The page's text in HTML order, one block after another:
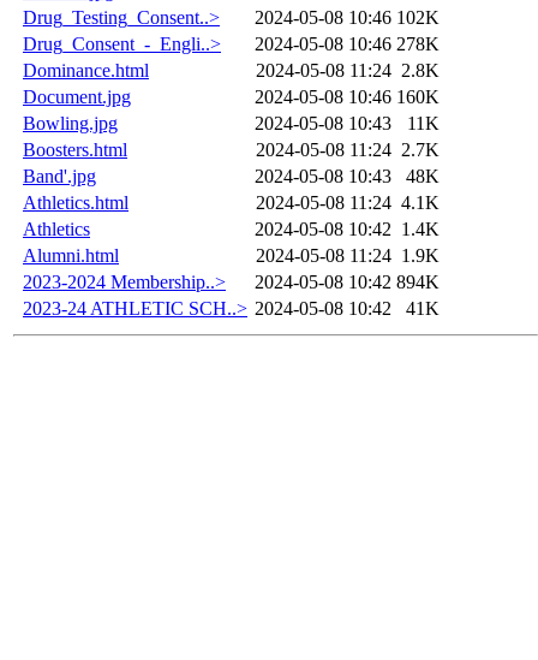
Drug_Testing_Consent..>
2024-05-08 10:46 102K
Drug_Consent_-_Engli..>
2024-05-08 10:46 278K
Dominance.html
2024-05-08 11:24 2.8K
Document.jpg
2024-05-08 10:46 160K
Bowling.jpg
2024-05-08 10:43
11K
Boosters.html
2024-05-08 11:24 2.7K
Band'.jpg
2024-05-08 10:43
48K
Athletics.html
2024-05-08 11:24 4.1K
Athletics
2024-05-08 10:42 1.4K
Alumni.html
2024-05-08 11:24 1.9K
2023-2024 Membership..>
2024-05-08 10:42 894K
2023-24 ATHLETIC SCH..> 2024-05-08 10:42 41K